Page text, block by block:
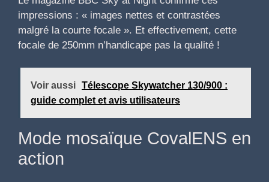
impressions : « images nettes et contrastées
malgré la courte focale ». Et effectivement, cette
focale de 250mm n’handicape pas la qualité !
Voir aussi Télescope Skywatcher 130/900 :
guide complet et avis utilisateurs
Mode mosaïque CovalENS en
action